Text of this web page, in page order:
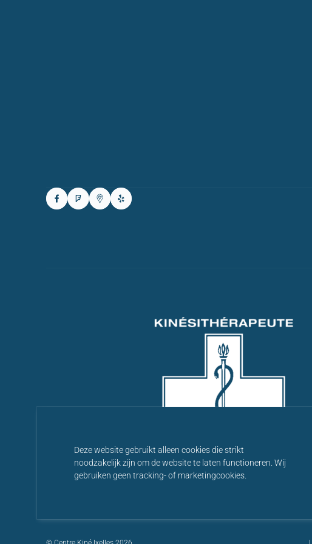
Deze website gebruikt alleen cookies die strikt
noodzakelijk zijn om de website te laten functioneren. Wij
gebruiken geen tracking- of marketingcookies.